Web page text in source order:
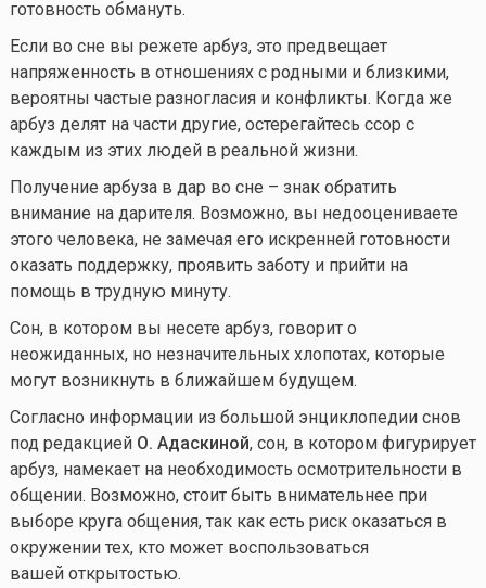
готовность обмануть.
Если во сне вы режете арбуз, это предвещает
напряженность в отношениях с родными и близкими,
вероятны частые разногласия и конфликты. Когда же
арбуз делят на части другие, остерегайтесь ссор с
каждым из этих людей в реальной жизни.
Получение арбуза в дар во сне – знак обратить
внимание на дарителя. Возможно, вы недооцениваете
этого человека, не замечая его искренней готовности
оказать поддержку, проявить заботу и прийти на
помощь в трудную минуту.
Сон, в котором вы несете арбуз, говорит о
неожиданных, но незначительных хлопотах, которые
могут возникнуть в ближайшем будущем.
Согласно информации из большой энциклопедии снов
под редакцией О. Адаскиной, сон, в котором фигурирует
арбуз, намекает на необходимость осмотрительности в
общении. Возможно, стоит быть внимательнее при
выборе круга общения, так как есть риск оказаться в
окружении тех, кто может воспользоваться
вашей открытостью.